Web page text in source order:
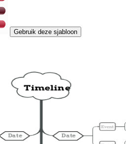
Gebruik deze sjabloon